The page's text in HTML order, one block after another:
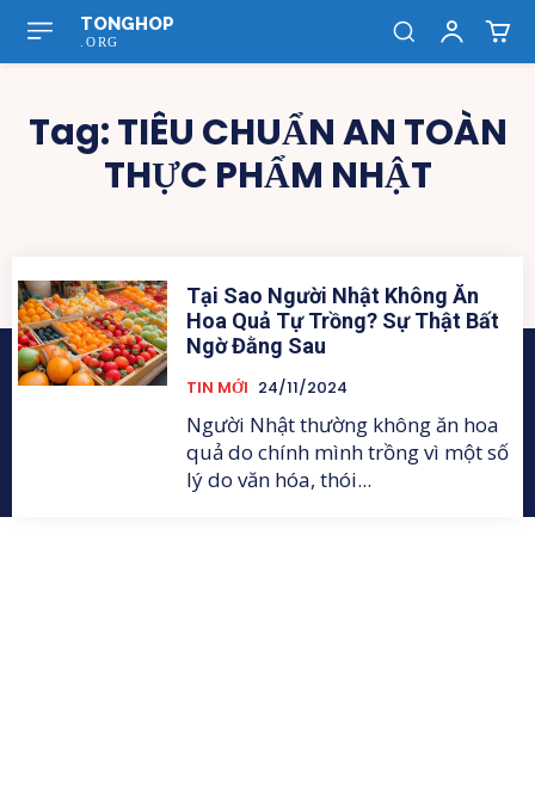
TONGHOP
.ORG
Tag:TIÊU CHUẨN AN TOÀN
THỰC PHẨM NHẬT
Tại Sao Người Nhật Không Ăn
Hoa Quả Tự Trồng? Sự Thật Bất
Ngờ Đằng Sau
TIN MỚI 24/11/2024
Người Nhật thường không ăn hoa
quả do chính mình trồng vì một số
lý do văn hóa, thói...